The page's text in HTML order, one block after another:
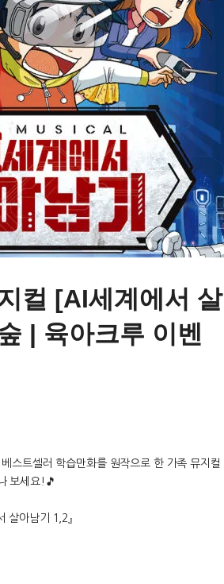
컬 [AI세계에서 살
| 육아크루 이벤
스트셀러 학습만화를 원작으로 한 가족 뮤지컬
보세요!🎵
살아남기 1,2』